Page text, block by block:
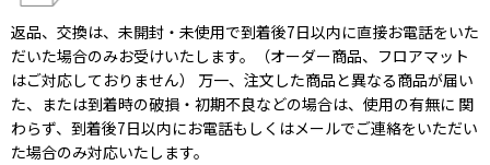
返品、交換は、未開封・未使用で到着後7日以内に直接お電話をいた
だいた場合のみお受けいたします。（オーダー商品、フロアマット
はご対応しておりません） 万一、注文した商品と異なる商品が届い
た、または到着時の破損・初期不良などの場合は、使用の有無に 関
わらず、到着後7日以内にお電話もしくはメールでご連絡をいただい
た場合のみ対応いたします。